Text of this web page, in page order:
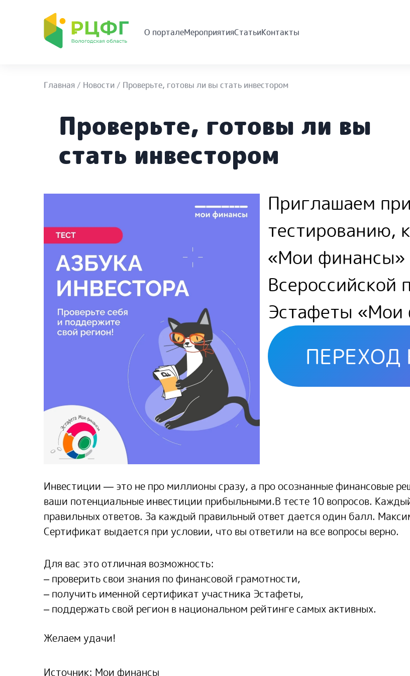
О порталеМероприятияСтатьиКонтакты
Главная / Новости / Проверьте, готовы ли вы стать инвестором
Проверьте, готовы ли вы
стать инвестором
Приглашаем
тестированию,
«Мои финансы»
Всероссийской
Эстафеты
Инвестиции — это не про миллионы сразу, а про осознанные финансовые
ваши потенциальные инвестиции прибыльными.В тесте 10 вопросов.
правильных ответов. За каждый правильный ответ дается один балл.
Сертификат выдается при условии, что вы ответили на все вопросы верно.
Для вас это отличная возможность:
– проверить свои знания по финансовой грамотности,
– получить именной сертификат участника Эстафеты,
– поддержать свой регион в национальном рейтинге самых активных.
Желаем удачи!
Источник: Мои финансы